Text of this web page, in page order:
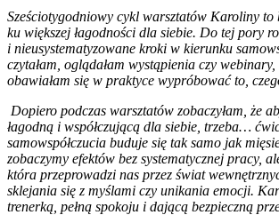
Sześciotygodniowy cykl warsztatów Karoliny to
ku większej łagodności dla siebie. Do tej pory
i nieusystematyzowane kroki w kierunku
czytałam, oglądałam wystąpienia czy
obawiałam się w praktyce wypróbować to,
Dopiero podczas warsztatów zobaczyłam, że
łagodną i współczującą dla siebie, trzeba…
samowspółczucia buduje się tak samo jak
zobaczymy efektów bez systematycznej pracy,
która przeprowadzi nas przez świat
sklejania się z myślami czy unikania emocji.
trenerką, pełną spokoju i dającą bezpieczną